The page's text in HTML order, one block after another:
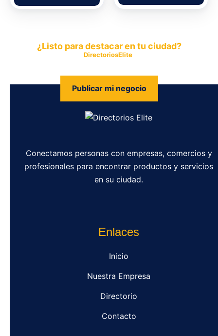
¿Listo para destacar en tu ciudad?
DirectoriosElite
Publicar mi negocio
Conectamos personas con empresas, comercios y
profesionales para encontrar productos y servicios
en su ciudad.
Enlaces
Inicio
Nuestra Empresa
Directorio
Contacto